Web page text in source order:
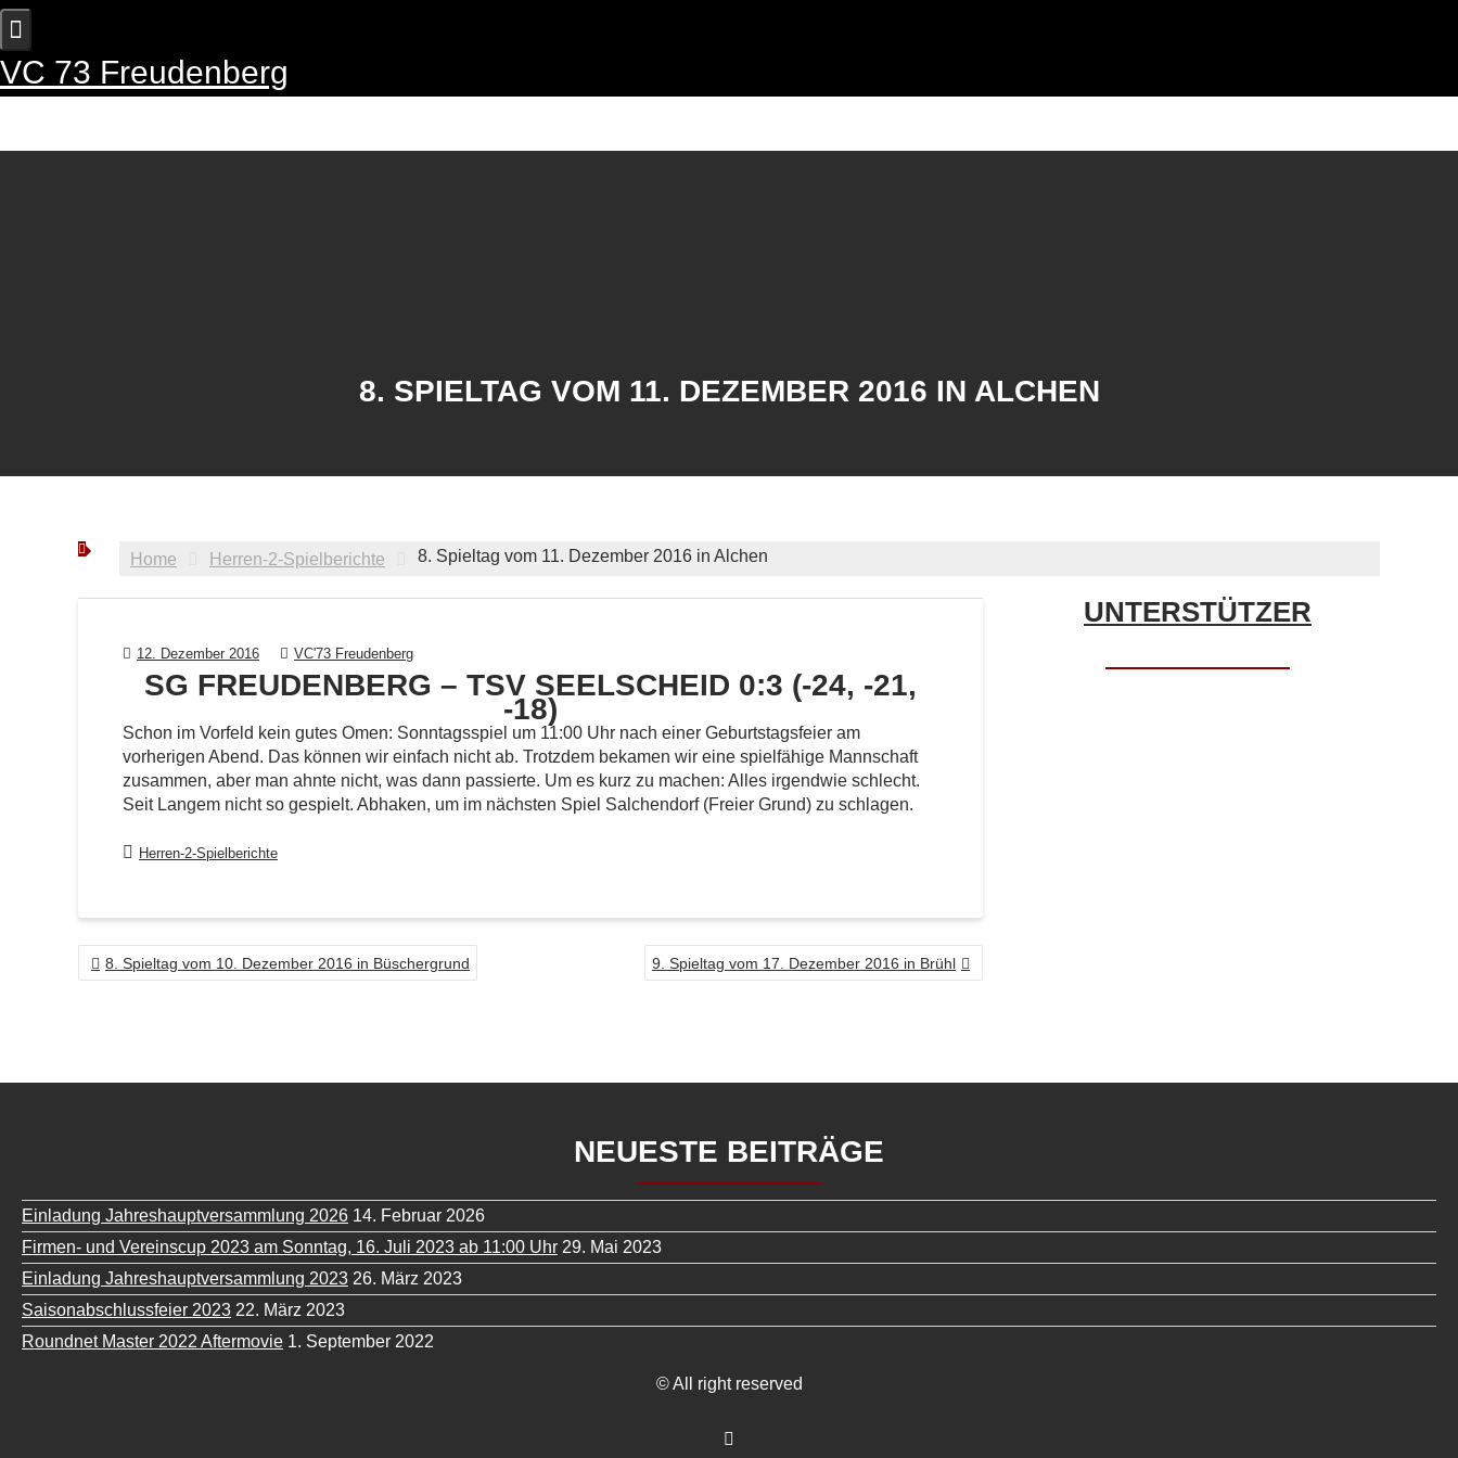
Skip
to
content
VC 73 Freudenberg
8. SPIELTAG VOM 11. DEZEMBER 2016 IN ALCHEN
Home Herren-2-Spielberichte 8. Spieltag vom 11. Dezember 2016 in Alchen
12. Dezember 2016 VC'73 Freudenberg
SG FREUDENBERG – TSV SEELSCHEID 0:3 (-24, -21,
-18)
Schon im Vorfeld kein gutes Omen: Sonntagsspiel um 11:00 Uhr nach einer Geburtstagsfeier am
vorherigen Abend. Das können wir einfach nicht ab. Trotzdem bekamen wir eine spielfähige Mannschaft
zusammen, aber man ahnte nicht, was dann passierte. Um es kurz zu machen: Alles irgendwie schlecht.
Seit Langem nicht so gespielt. Abhaken, um im nächsten Spiel Salchendorf (Freier Grund) zu schlagen.
Herren-2-Spielberichte
BEITRAGSNAVIGATION
8. Spieltag vom 10. Dezember 2016 in Büschergrund 9. Spieltag vom 17. Dezember 2016 in Brühl
UNTERSTÜTZER
NEUESTE BEITRÄGE
Einladung Jahreshauptversammlung 2026 14. Februar 2026
Firmen- und Vereinscup 2023 am Sonntag, 16. Juli 2023 ab 11:00 Uhr 29. Mai 2023
Einladung Jahreshauptversammlung 2023 26. März 2023
Saisonabschlussfeier 2023 22. März 2023
Roundnet Master 2022 Aftermovie 1. September 2022
© All right reserved